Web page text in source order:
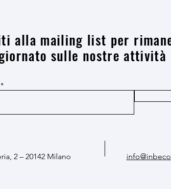
alla mailing list per
sulle nostre attività
2 – 20142 Milano